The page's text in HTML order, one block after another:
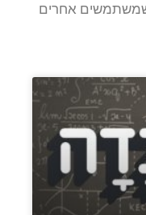
שמשתמשים אחרים